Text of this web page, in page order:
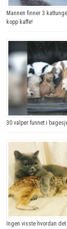
Mannen finner 3
kopp kaffe!
30 valper funnet i
Ingen visste hvordan